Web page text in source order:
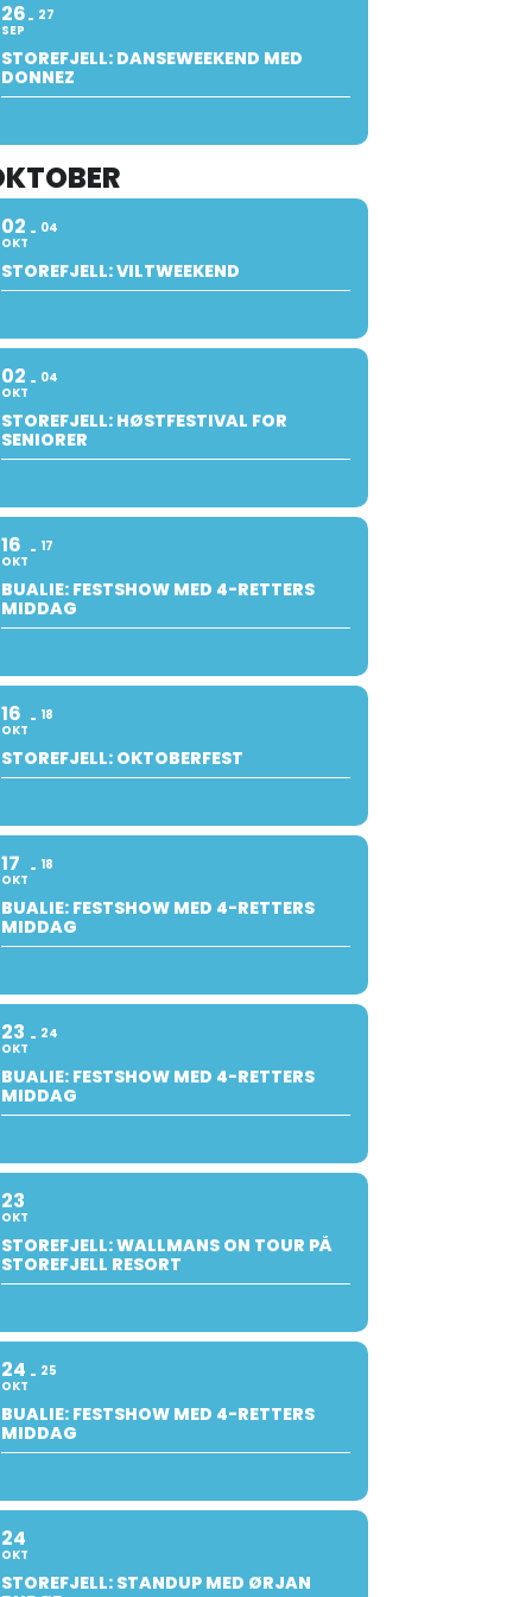
26
SEP
27
STOREFJELL: DANSEWEEKEND MED
DONNEZ
02
OKT
04
STOREFJELL: VILTWEEKEND
02
OKT
04
STOREFJELL: HØSTFESTIVAL FOR
SENIORER
16
OKT
17
BUALIE: FESTSHOW MED 4-RETTERS
MIDDAG
16
OKT
18
STOREFJELL: OKTOBERFEST
17
OKT
18
BUALIE: FESTSHOW MED 4-RETTERS
MIDDAG
23
OKT
24
BUALIE: FESTSHOW MED 4-RETTERS
MIDDAG
23
OKT
STOREFJELL: WALLMANS ON TOUR PÅ
STOREFJELL RESORT
24
OKT
25
BUALIE: FESTSHOW MED 4-RETTERS
MIDDAG
24
OKT
STOREFJELL: STANDUP MED ØRJAN